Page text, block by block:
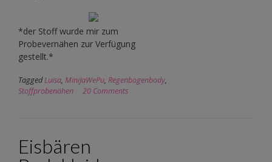
*der Stoff wurde mir zum
Probevernähen zur Verfügung
gestellt.*
TaggedLuisa, MiniJaWePu, Regenbogenbody,
Stoffprobenähen
20 Comments
Eisbären